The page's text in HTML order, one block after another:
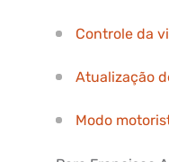
Controle da
Atualização
Modo